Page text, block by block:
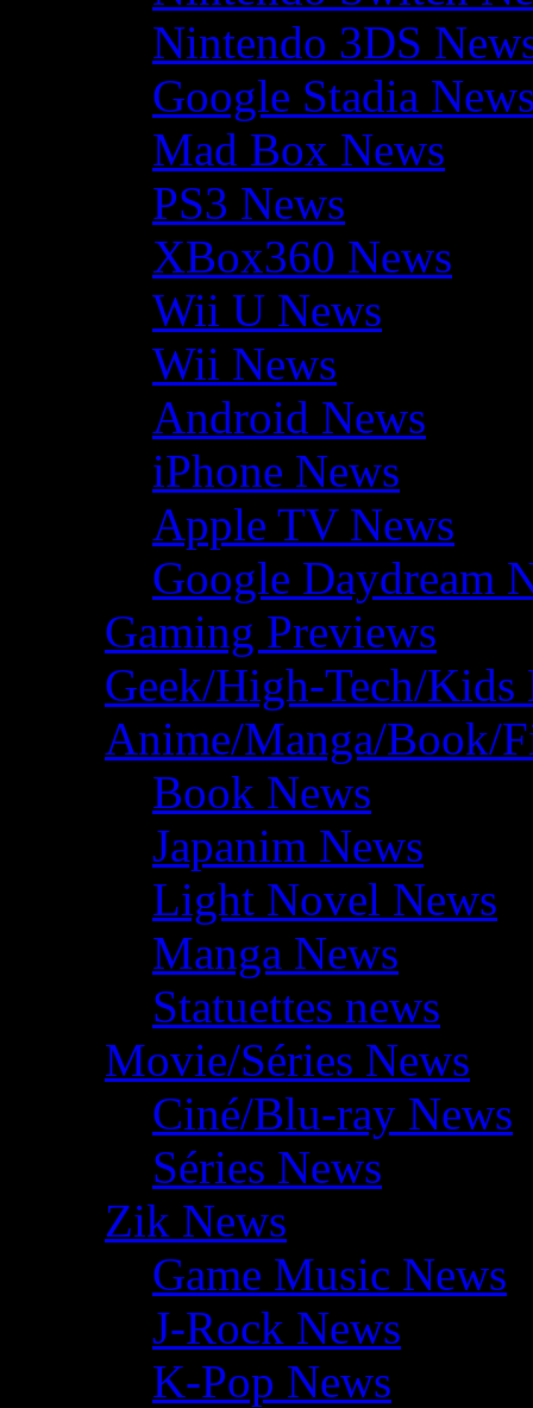
Nintendo 3DS
Google Stadia
Mad Box News
PS3 News
XBox360 News
Wii U News
Wii News
Android News
iPhone News
Apple TV News
Google Daydream
Gaming Previews
Geek/High-Tech/Kids
Anime/Manga/Book/
Book News
Japanim News
Light Novel News
Manga News
Statuettes news
Movie/Séries News
Ciné/Blu-ray News
Séries News
Zik News
Game Music News
J-Rock News
K-Pop News